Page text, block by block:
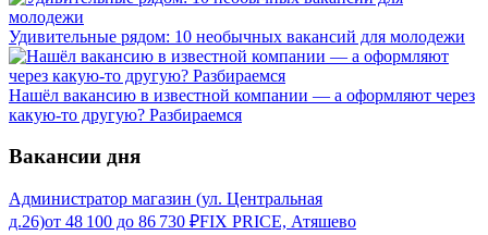
Удивительные рядом: 10 необычных вакансий для молодежи
Нашёл вакансию в известной компании — а оформляют через
какую-то другую? Разбираемся
Вакансии дня
Администратор магазин (ул. Центральная
д.26)от 48 100 до 86 730 ₽FIX PRICE, Атяшево